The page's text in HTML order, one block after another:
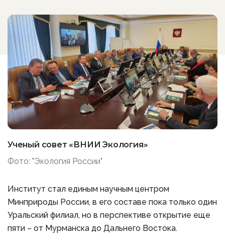
Ученый совет «ВНИИ Экология»
Фото: "Экология России"
Институт стал единым научным центром
Минприроды России, в его составе пока только один
Уральский филиал, но в перспективе открытие еще
пяти – от Мурманска до Дальнего Востока.